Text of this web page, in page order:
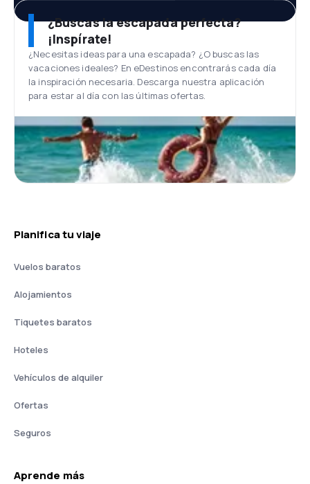
¿Buscas la escapada perfecta?
¡Inspírate!
¿Necesitas ideas para una escapada? ¿O buscas las
vacaciones ideales? En eDestinos encontrarás cada día
la inspiración necesaria. Descarga nuestra aplicación
para estar al día con las últimas ofertas.
Planifica tu viaje
Vuelos baratos
Alojamientos
Tiquetes baratos
Hoteles
Vehículos de alquiler
Ofertas
Seguros
Aprende más